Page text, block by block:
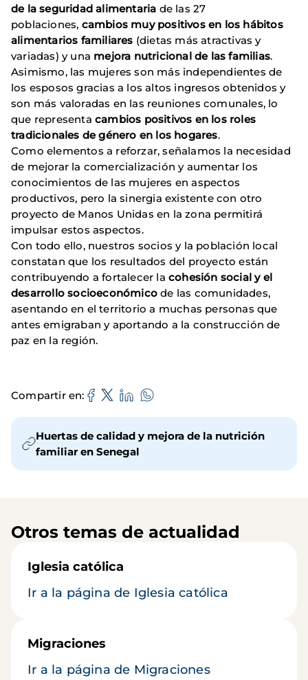
de la seguridad alimentaria de las 27
poblaciones, cambios muy positivos en los hábitos
alimentarios familiares (dietas más atractivas y
variadas) y una mejora nutricional de las familias.
Asimismo, las mujeres son más independientes de
los esposos gracias a los altos ingresos obtenidos y
son más valoradas en las reuniones comunales, lo
que representa cambios positivos en los roles
tradicionales de género en los hogares.
Como elementos a reforzar, señalamos la necesidad
de mejorar la comercialización y aumentar los
conocimientos de las mujeres en aspectos
productivos, pero la sinergia existente con otro
proyecto de Manos Unidas en la zona permitirá
impulsar estos aspectos.
Con todo ello, nuestros socios y la población local
constatan que los resultados del proyecto están
contribuyendo a fortalecer la cohesión social y el
desarrollo socioeconómico de las comunidades,
asentando en el territorio a muchas personas que
antes emigraban y aportando a la construcción de
paz en la región.
Compartir en
Huertas de calidad y mejora de la nutrición
familiar en Senegal
Otros temas de actualidad
Iglesia católica
Ir a la página de Iglesia católica
Migraciones
Ir a la página de Migraciones